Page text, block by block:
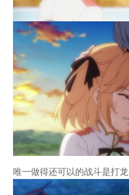
唯一做得还可以的战斗是打龙